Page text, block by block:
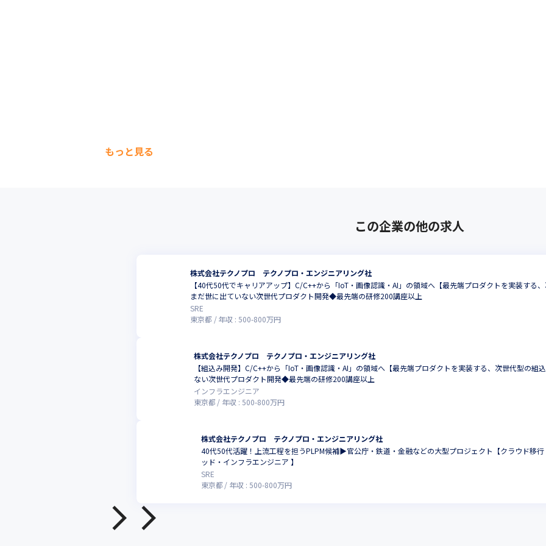
もっと見る
この企業の他の求人
株式会社テクノプロ テクノプロ・エンジニアリング社
【40代50代でキャリアアップ】C/C++から「IoT・画像認識・AI」の領域へ【最先端プロダクトを実装する
まだ世に出ていない次世代プロダクト開発◆最先端の研修200講座以上
SRE
東京都
年収 :500-800万円
株式会社テクノプロ テクノプロ・エンジニアリング社
【組込み開発】C/C++から「IoT・画像認識・AI」の領域へ【最先端プロダクトを実装する、次世代型の組
ない次世代プロダクト開発◆最先端の研修200講座以上
インフラエンジニア
東京都
年収 : 500-800万円
株式会社テクノプロ テクノプロ・エンジニアリング社
40代50代活躍！上流工程を担うPLPM候補▶︎官公庁・鉄道・金融などの大型プロジェクト【クラウド移
ッド・インフラエンジニア 】
SRE
東京都
年収 : 500-800万円